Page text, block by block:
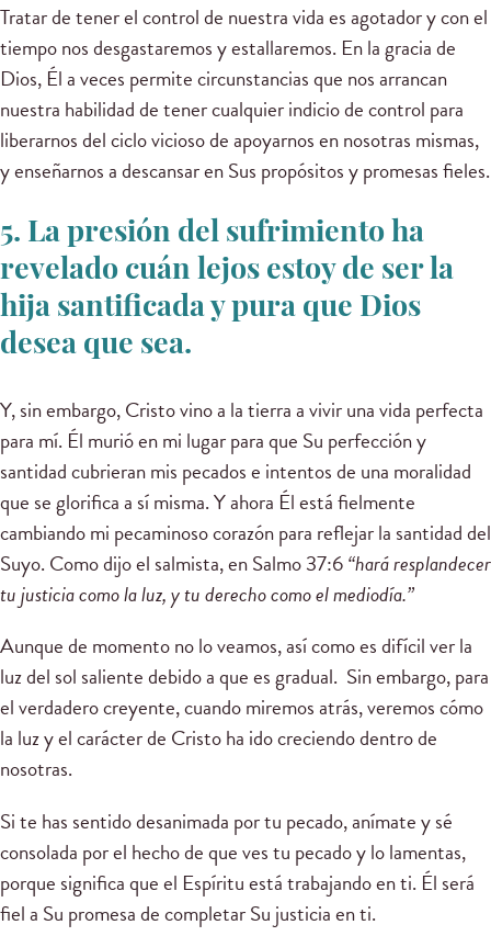
Tratar de tener el control de nuestra vida es agotador y con el
tiempo nos desgastaremos y estallaremos. En la gracia de
Dios, Él a veces permite circunstancias que nos arrancan
nuestra habilidad de tener cualquier indicio de control para
liberarnos del ciclo vicioso de apoyarnos en nosotras mismas,
y enseñarnos a descansar en Sus propósitos y promesas fieles.
5. La presión del sufrimiento ha
revelado cuán lejos estoy de ser la
hija santificada y pura que Dios
desea que sea.
Y, sin embargo, Cristo vino a la tierra a vivir una vida perfecta
para mí. Él murió en mi lugar para que Su perfección y
santidad cubrieran mis pecados e intentos de una moralidad
que se glorifica a sí misma. Y ahora Él está fielmente
cambiando mi pecaminoso corazón para reflejar la santidad del
Suyo. Como dijo el salmista,en Salmo 37:6“hará resplandecer
tu justicia como la luz, y tu derecho como el mediodía.”
Aunque de momento no lo veamos, así como es difícil ver la
luz del sol saliente debido a que es gradual. Sin embargo, para
el verdadero creyente, cuando miremos atrás, veremos cómo
la luz y el carácter de Cristo ha ido creciendo dentro de
nosotras.
Si te has sentido desanimada por tu pecado, anímate y sé
consolada por el hecho de que ves tu pecado y lo lamentas,
porque significa que el Espíritu está trabajando en ti. Él será
fiel a Su promesa de completar Su justicia en ti.